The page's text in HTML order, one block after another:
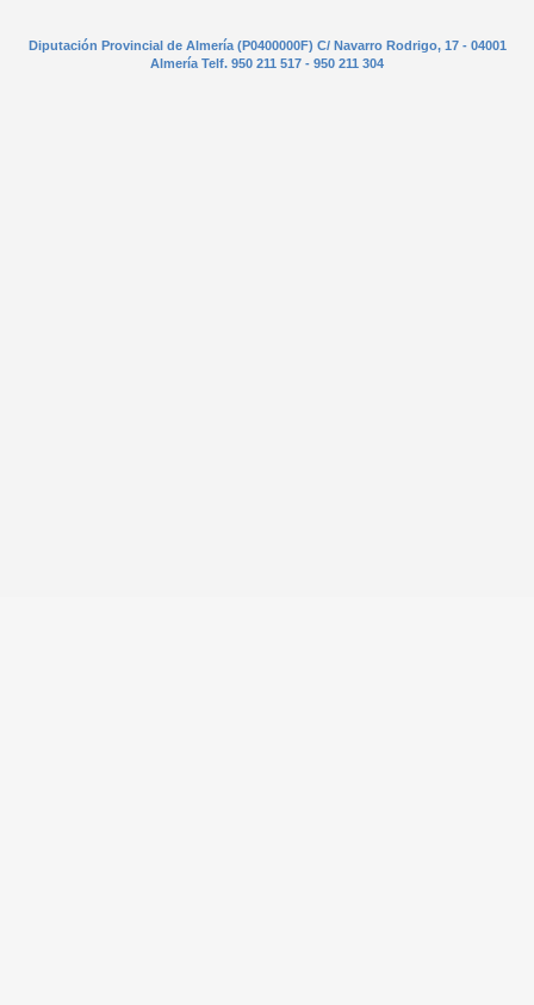
Diputación Provincial de Almería (P0400000F) C/ Navarro Rodrigo, 17 - 04001
Almería Telf. 950 211 517 - 950 211 304